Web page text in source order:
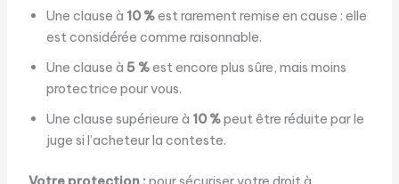
Une clause à 10 %est rarement remise en cause : elle
est considérée comme raisonnable.
Une clause à 5 %est encore plus sûre, mais moins
protectrice pour vous.
Une clause supérieure à 10 %peut être réduite par le
juge si l’acheteur la conteste.